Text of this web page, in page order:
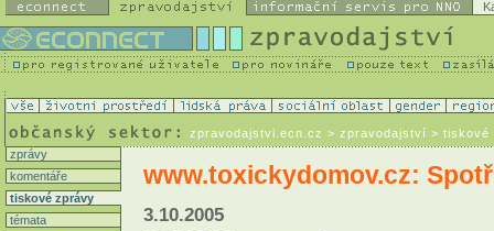
zpravodajstvi.ecn.cz > zpravodajství > tiskové
zprávy
komentáře
tiskové zprávy
témata
www.toxickydomov.cz:
3.10.2005